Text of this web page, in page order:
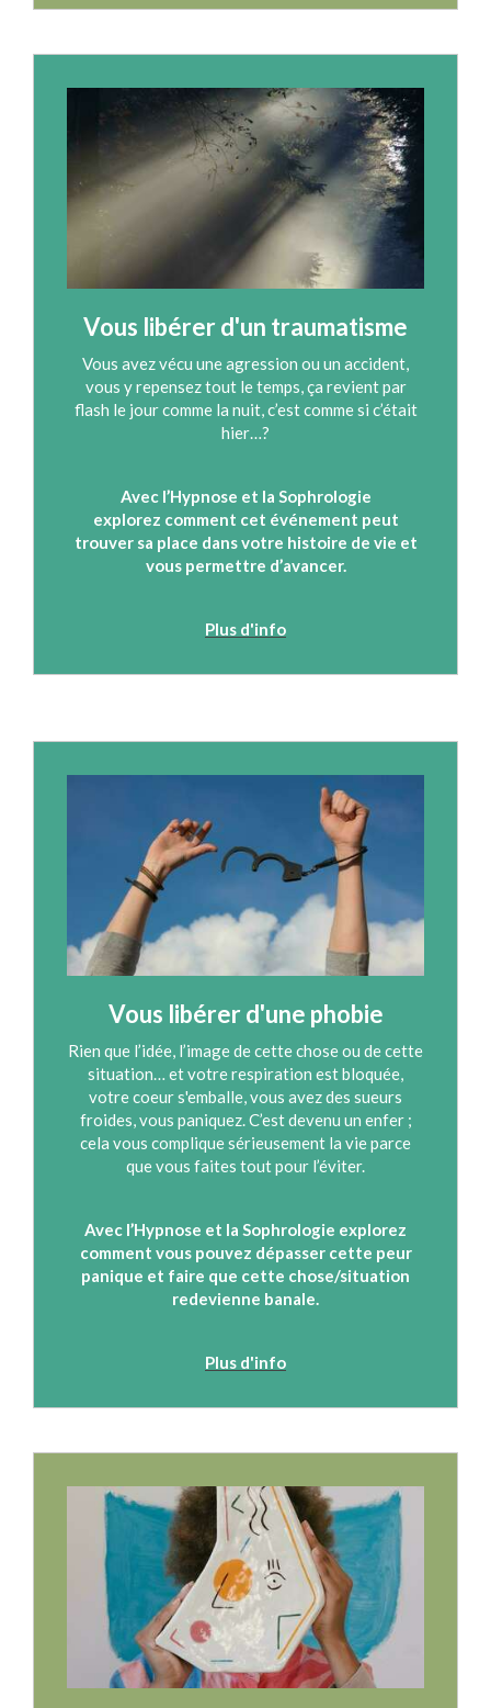
Vous libérer d'un traumatisme
Vous avez vécu une agression ou un accident,
vous y repensez tout le temps, ça revient par
flash le jour comme la nuit, c’est comme si c’était
hier…?
Avec l’Hypnose et la Sophrologie
explorez comment cet événement peut
trouver sa place dans votre histoire de vie et
vous permettre d’avancer.
Plus d'info
Vous libérer d'une phobie
Rien que l’idée, l’image de cette chose ou de cette
situation… et votre respiration est bloquée,
votre coeur s'emballe, vous avez des sueurs
froides, vous paniquez. C’est devenu un enfer ;
cela vous complique sérieusement la vie parce
que vous faites tout pour l’éviter.
Avec l’Hypnose et la Sophrologie explorez
comment vous pouvez dépasser cette peur
panique et faire que cette chose/situation
redevienne banale.
Plus d'info